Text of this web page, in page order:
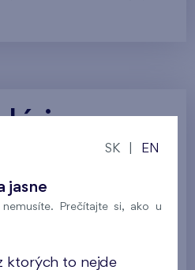
Vizualizácia domu
Galéria lokality
SK EN
jasne
Prečítajte si, ako u
ktorých to nejde